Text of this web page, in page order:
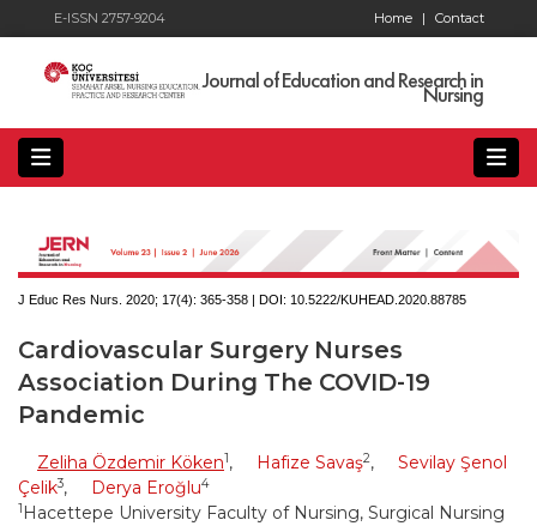
E-ISSN 2757-9204 Contact
Home |
Journal of Education and Research in
Nursing
J Educ Res Nurs. 2020; 17(4): 365-358 | DOI: 10.5222/KUHEAD.2020.88785
Cardiovascular Surgery Nurses
Association During The COVID-19
Pandemic
Zeliha Özdemir Köken1, Hafize Savaş2,
Sevilay Şenol
Çelik3, Derya Eroğlu4
1 Hacettepe University Faculty of Nursing, Surgical Nursing